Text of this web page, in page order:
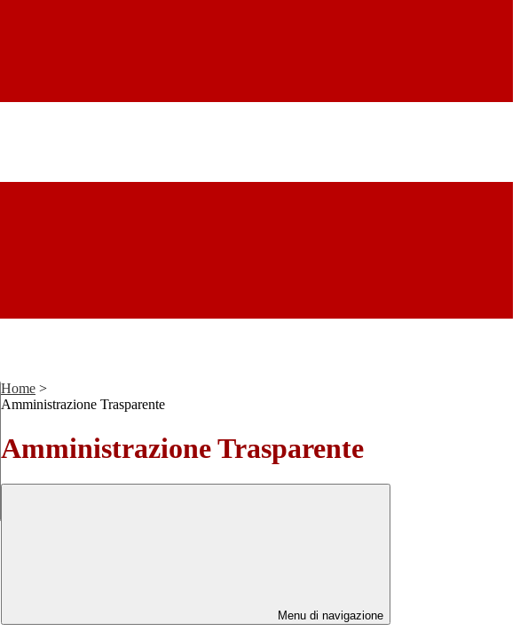
Home >
Amministrazione Trasparente
Amministrazione Trasparente
Menu di navigazione